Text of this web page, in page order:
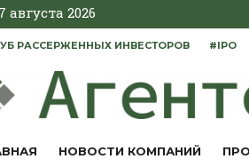
августа 2026
РАССЕРЖЕННЫХ ИНВЕСТОРОВ #IPO
НОВОСТИ КОМПАНИЙ